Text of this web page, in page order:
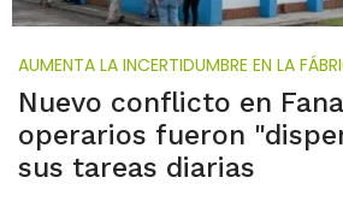
AUMENTA LA INCERTIDUMBRE EN LA
Nuevo conflicto en
operarios fueron
sus tareas diarias